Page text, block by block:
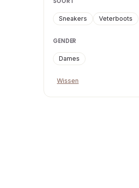
Sneakers Veterboots
GENDER
Dames
Wissen